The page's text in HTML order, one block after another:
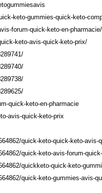
keto-gummies-quick-keto-
forum-quick-keto-en-pharmacie/
keto-avis-quick-keto-prix/
quick-keto-en-pharmacie
avis-quick-keto-prix
quick-keto-quick-keto-avis-
quick-keto-avis-forum-
quickketo-quick-keto-
quick-keto-gummies-avis-